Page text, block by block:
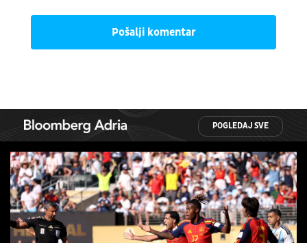
Pošalji komentar
POGLEDAJ SVE